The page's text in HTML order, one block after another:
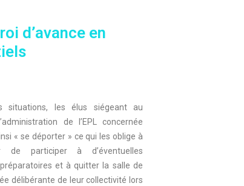
d’avance en
situations, les élus siégeant au
de l’EPL concernée
« se déporter » ce qui les oblige à
de participer à d’éventuelles
et à quitter la salle de
délibérante de leur collectivité lors